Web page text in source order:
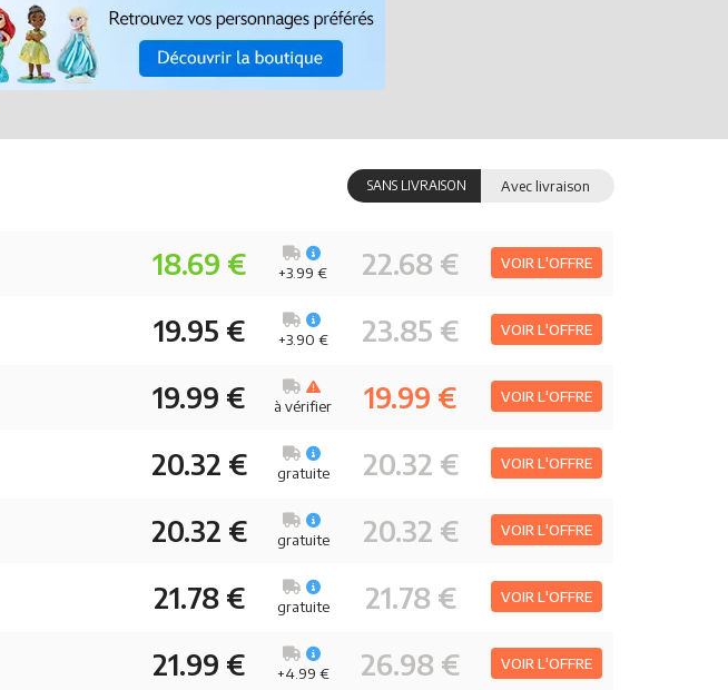
SANS LIVRAISON Avec livraison
18.69 € 22.68 € VOIR L'OFFRE
+3.99 €
19.95 € 23.85 € VOIR L'OFFRE
+3.90 €
19.99 € 19.99 € VOIR L'OFFRE
à vérifier
20.32 € 20.32 € VOIR L'OFFRE
gratuite
20.32 € 20.32 € VOIR L'OFFRE
gratuite
21.78 € 21.78 € VOIR L'OFFRE
gratuite
21.99 € 26.98 € VOIR L'OFFRE
+4.99 €